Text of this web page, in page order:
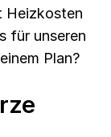
Heizkosten
für unseren
Plan?